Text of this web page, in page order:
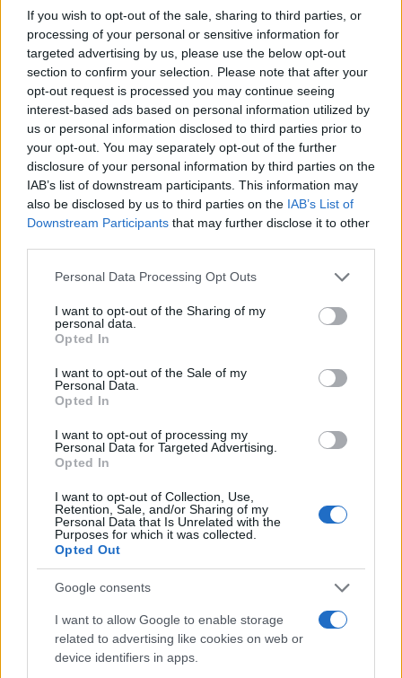
If you wish to opt-out of the sale, sharing to third parties, or
processing of your personal or sensitive information for
targeted advertising by us, please use the below opt-out
section to confirm your selection. Please note that after your
opt-out request is processed you may continue seeing
interest-based ads based on personal information utilized by
us or personal information disclosed to third parties prior to
your opt-out. You may separately opt-out of the further
disclosure of your personal information by third parties on the
IAB’s list of downstream participants. This information may
also be disclosed by us to third parties on the IAB’s List of
Downstream Participants that may further disclose it to other
Please note that this website/app uses one or more Google
not limited to your visit or usage behaviour. You may click to
grant or deny consent to Google and its third-party tags to
use your data for below specified purposes in below Google
consent section.
Personal Data Processing Opt Outs
I want to opt-out of the Sharing of my
personal data.
Opted In
I want to opt-out of the Sale of my
Personal Data.
Opted In
I want to opt-out of processing my
Personal Data for Targeted Advertising.
Opted In
I want to opt-out of Collection, Use,
Retention, Sale, and/or Sharing of my
Personal Data that Is Unrelated with the
Purposes for which it was collected.
Opted Out
Google consents
I want to allow Google to enable storage
related to advertising like cookies on web or
device identifiers in apps.
Sei già abbonato?
Puoi effettuare l'accesso andando nella
sezioneLogindal menù del sito o
cliccandoqui
TEMI: Michele Fresi
Omicidio Arzachena
Omicidio Giovanni Fresi
Notizie in tempo reale?
GalluraOggi.it
Inviaci le tue segnalazioni,
i tuoi video e le tue foto
345 356 7512
Ricevi le nostre ultime news
daGoogle News
Condividi l'articolo